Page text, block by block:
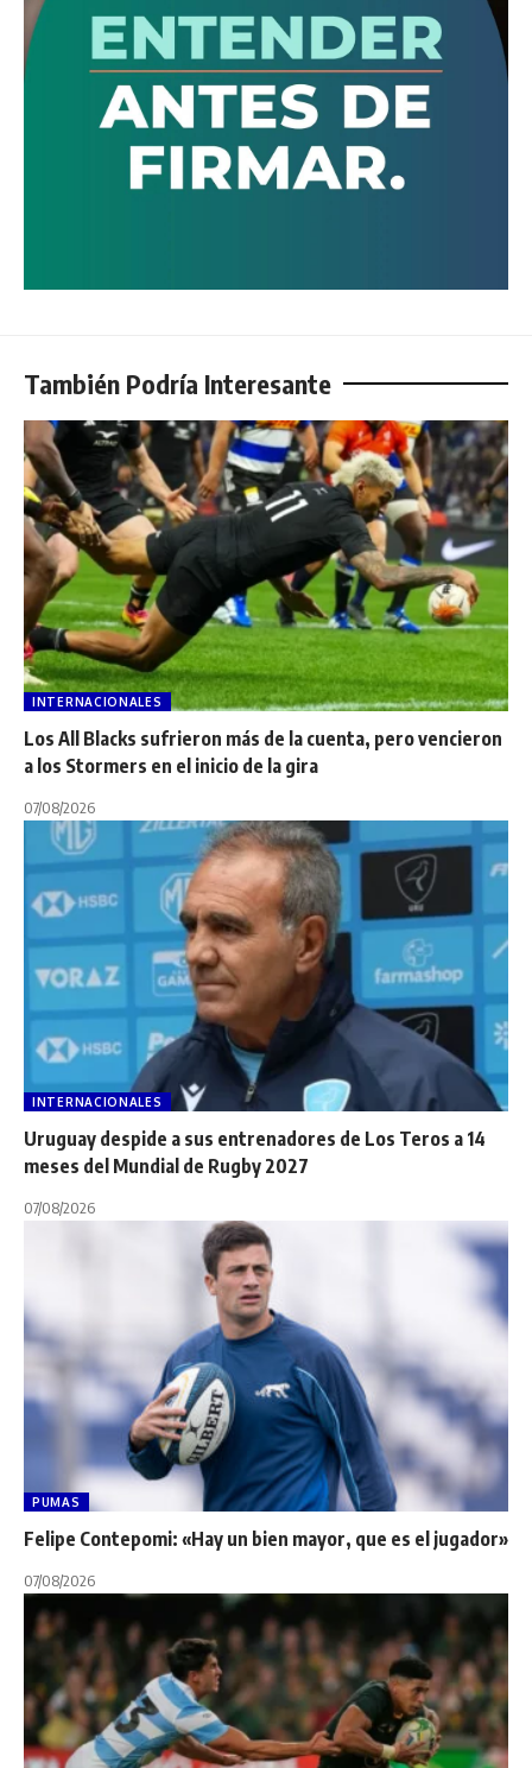
También Podría Interesante
INTERNACIONALES
Los All Blacks sufrieron más de la cuenta, pero vencieron
a los Stormers en el inicio de la gira
07/08/2026
INTERNACIONALES
Uruguay despide a sus entrenadores de Los Teros a 14
meses del Mundial de Rugby 2027
07/08/2026
PUMAS
Felipe Contepomi: «Hay un bien mayor, que es el jugador»
07/08/2026